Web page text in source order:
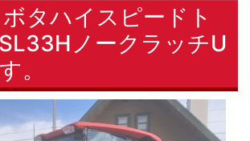
タハイスピードト
ノークラッチU
。